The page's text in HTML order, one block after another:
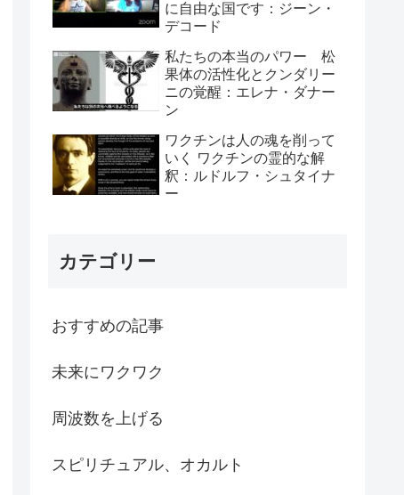
に自由な国です：ジーン・
デコード
私たちの本当のパワー 松
果体の活性化とクンダリー
ニの覚醒：エレナ・ダナー
ン
ワクチンは人の魂を削って
いく ワクチンの霊的な解
釈：ルドルフ・シュタイナ
ー
カテゴリー
おすすめの記事
未来にワクワク
周波数を上げる
スピリチュアル、オカルト